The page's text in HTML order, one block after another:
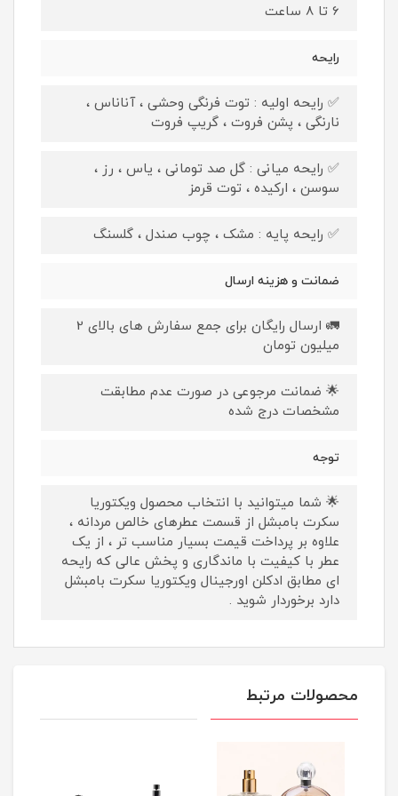
6 تا 8 ساعت
رایحه
✅ رایحه اولیه : توت فرنگی وحشی ، آناناس ،
نارنگی ، پشن فروت ، گریپ فروت
✅ رایحه میانی : گل صد تومانی ، یاس ، رز ،
سوسن ، ارکیده ، توت قرمز
✅ رایحه پایه : مشک ، چوب صندل ، گلسنگ
ضمانت و هزینه ارسال
🚛 ارسال رایگان برای جمع سفارش های بالای 2
میلیون تومان
🌟 ضمانت مرجوعی در صورت عدم مطابقت
مشخصات درج شده
توجه
🌟 شما میتوانید با انتخاب محصول ویکتوریا
سکرت بامبشل از قسمت عطرهای خالص مردانه ،
علاوه بر پرداخت قیمت بسیار مناسب تر ، از یک
عطر با کیفیت با ماندگاری و پخش عالی که رایحه
ای مطابق ادکلن اورجینال ویکتوریا سکرت بامبشل
دارد برخوردار شوید .
محصولات مرتبط